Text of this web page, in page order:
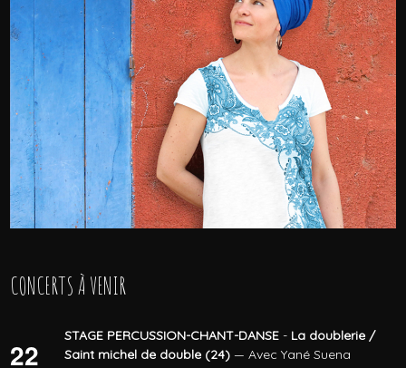
CONCERTS À VENIR
22
STAGE PERCUSSION-CHANT-DANSE - La doublerie /
Saint michel de double (24) — Avec Yané Suena